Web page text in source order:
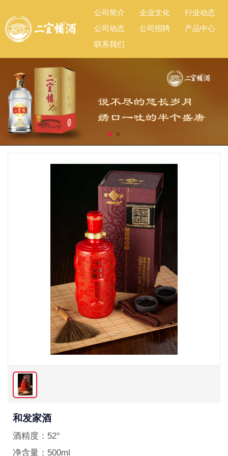
公司简介 企业文化
行业动态
公司动态
公司招聘
产品中心
联系我们
和发家酒
酒精度： 52°
净含量： 500ml